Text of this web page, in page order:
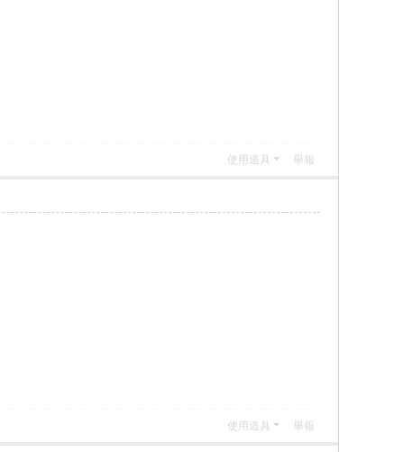
使用道具 舉報
使用道具 舉報